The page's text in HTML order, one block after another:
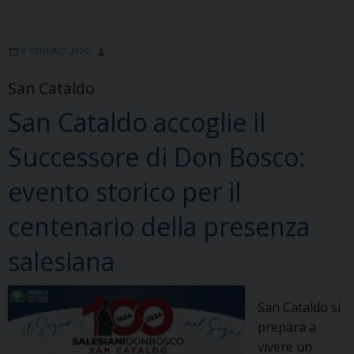
8 GENNAIO 2026
San Cataldo
San Cataldo accoglie il
Successore di Don Bosco:
evento storico per il
centenario della presenza
salesiana
San Cataldo si
prepara a
vivere un